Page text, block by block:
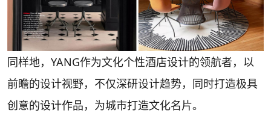
同样地，YANG作为文化个性酒店设计的领航者，以
前瞻的设计视野，不仅深研设计趋势，同时打造极具
创意的设计作品，为城市打造文化名片。